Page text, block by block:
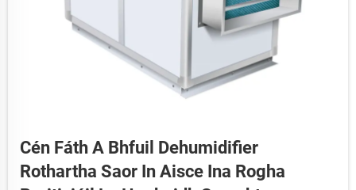
Cén Fáth A Bhfuil Dehumidifier
Rothartha Saor In Aisce Ina Rogha